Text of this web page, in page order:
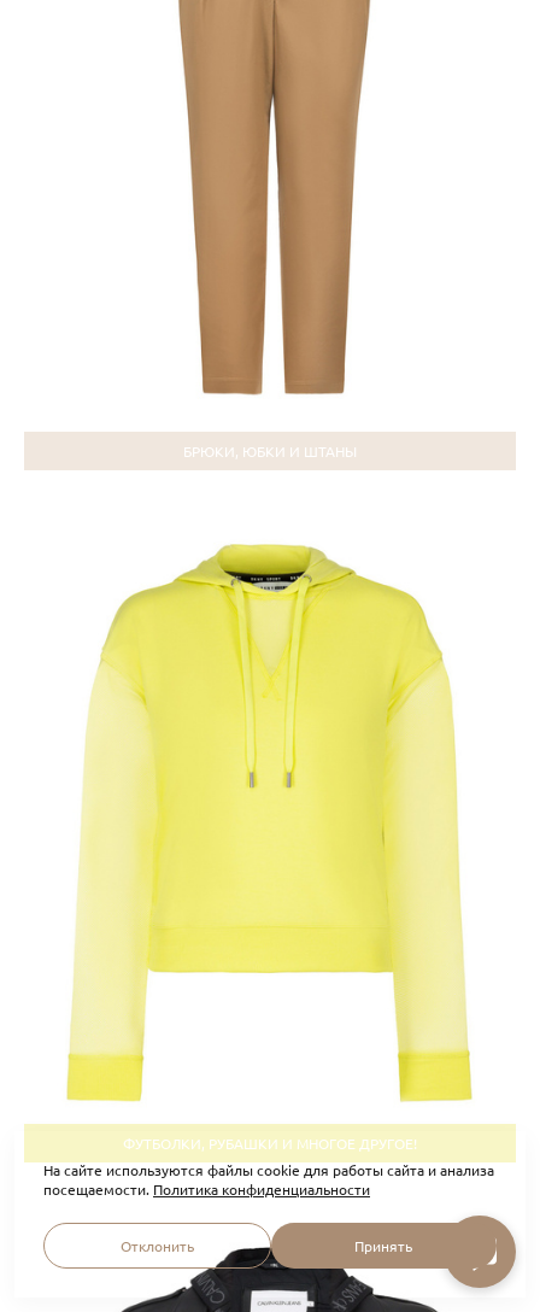
БРЮКИ, ЮБКИ И ШТАНЫ
ФУТБОЛКИ, РУБАШКИ И МНОГОЕ ДРУГОЕ!
На сайте используются файлы cookie для работы сайта и анализа
посещаемости. Политика конфиденциальности
Отклонить Принять